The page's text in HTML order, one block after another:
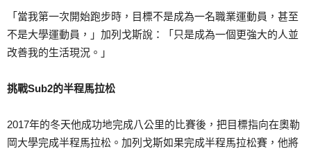
「當我第一次開始跑步時，目標不是成為一名職業運動員，甚至
不是大學運動員，」加列戈斯說：「只是成為一個更強大的人並
改善我的生活現況。」
挑戰Sub2的半程馬拉松
2017年的冬天他成功地完成八公里的比賽後，把目標指向在奧勒
岡大學完成半程馬拉松。加列戈斯如果完成半程馬拉松賽，他將